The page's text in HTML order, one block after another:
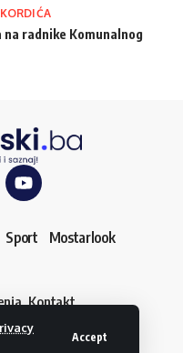
Accept
radnike Komunalnog
Sport Mostarlook
Kontakt
pridržana